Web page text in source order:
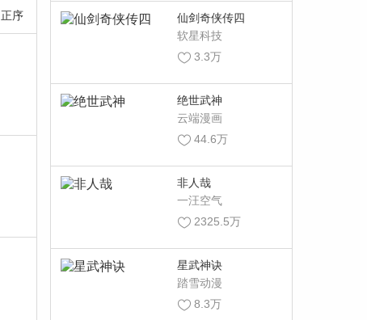
正序
仙剑奇侠传四
软星科技
3.3万
绝世武神
云端漫画
44.6万
非人哉
一汪空气
2325.5万
星武神诀
踏雪动漫
8.3万